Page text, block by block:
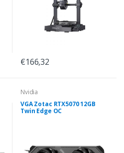
€166,32
Nvidia
VGA Zotac RTX5070 12GB
Twin Edge OC